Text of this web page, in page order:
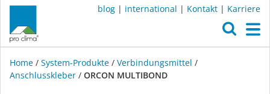
blog | international | Kontakt | Karriere
Home / System-Produkte / Verbindungsmittel /
Anschlusskleber / ORCON MULTIBOND